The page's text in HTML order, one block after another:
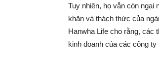
Tuy nhiên, họ vẫn còn
khăn và thách thức của
Hanwha Life cho rằng, các
kinh doanh của các công